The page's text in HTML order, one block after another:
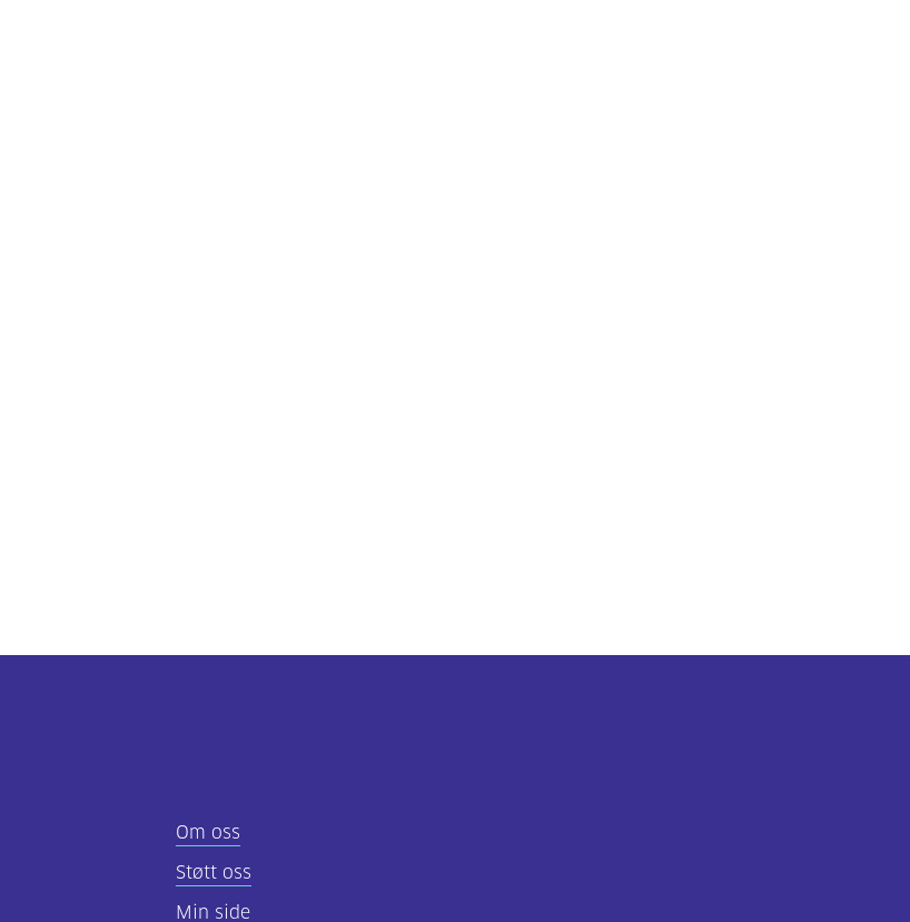
Om oss
Støtt oss
Min side